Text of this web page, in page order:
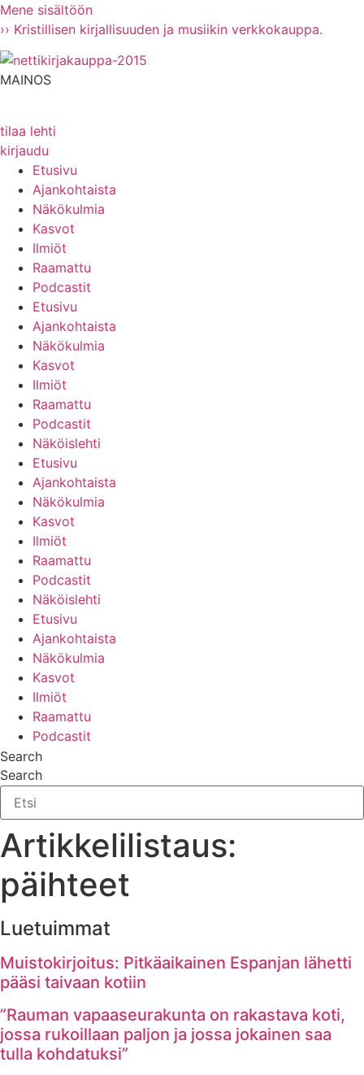
Mene sisältöön
›› Kristillisen kirjallisuuden ja musiikin verkkokauppa.
MAINOS
tilaa lehti
kirjaudu
Etusivu
Ajankohtaista
Näkökulmia
Kasvot
Ilmiöt
Raamattu
Podcastit
Etusivu
Ajankohtaista
Näkökulmia
Kasvot
Ilmiöt
Raamattu
Podcastit
Näköislehti
Etusivu
Ajankohtaista
Näkökulmia
Kasvot
Ilmiöt
Raamattu
Podcastit
Näköislehti
Etusivu
Ajankohtaista
Näkökulmia
Kasvot
Ilmiöt
Raamattu
Podcastit
Search
Search
Artikkelilistaus:
päihteet
Luetuimmat
Muistokirjoitus: Pitkäaikainen Espanjan lähetti
pääsi taivaan kotiin
”Rauman vapaaseurakunta on rakastava koti,
jossa rukoillaan paljon ja jossa jokainen saa
tulla kohdatuksi”